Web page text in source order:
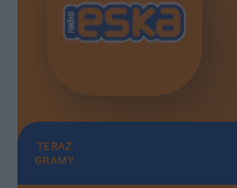
TERAZ
GRAMY